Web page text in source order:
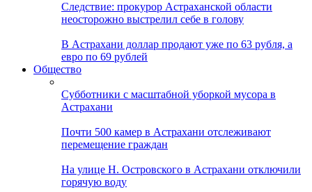
Следствие: прокурор Астраханской области
неосторожно выстрелил себе в голову
В Астрахани доллар продают уже по 63 рубля, а
евро по 69 рублей
Общество
Субботники с масштабной уборкой мусора в
Астрахани
Почти 500 камер в Астрахани отслеживают
перемещение граждан
На улице Н. Островского в Астрахани отключили
горячую воду